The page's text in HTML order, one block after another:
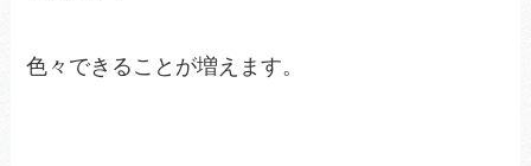
色々できることが増えます。